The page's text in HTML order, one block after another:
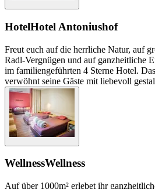
HotelHotel Antoniushof
Freut euch auf die herrliche Natur, auf
Radl-Vergnügen und auf ganzheitliche
im familiengeführten 4 Sterne Hotel.
verwöhnt seine Gäste mit liebevoll
WellnessWellness
Auf über 1000m² erlebet ihr